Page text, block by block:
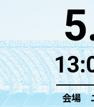
会場